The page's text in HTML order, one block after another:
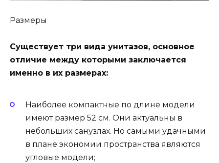
Размеры
Существует три вида унитазов, основное
отличие между которыми заключается
именно в их размерах:
Наиболее компактные по длине модели
имеют размер 52 см. Они актуальны в
небольших санузлах. Но самыми удачными
в плане экономии пространства являются
угловые модели;